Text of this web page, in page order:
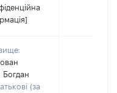
Богдан
(за